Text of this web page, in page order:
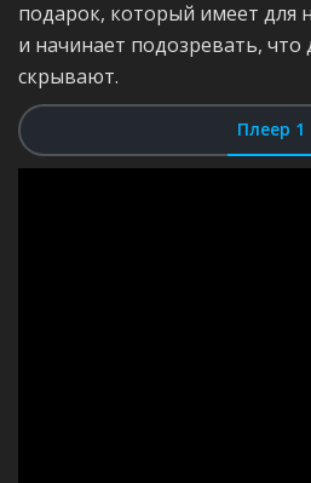
подарок, который имеет для
и начинает подозревать, что
скрывают.
Плеер 1